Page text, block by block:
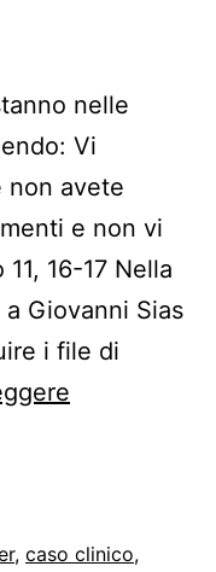
nelle
Vi
non avete
e non vi
16-17 Nella
Giovanni Sias
i file di
Sias
, caso clinico,